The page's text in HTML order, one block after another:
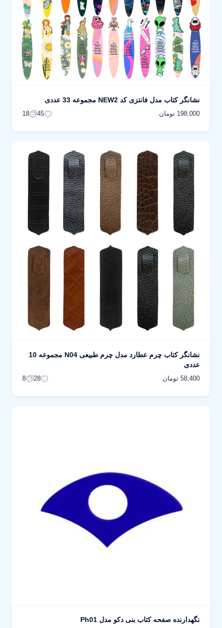
نشانگر کتاب مدل فانتزی کد NEW2 مجموعه 33 عددی
198,000 تومان 45
18
نشانگر کتاب چرم عطارد مدل چرم طبیعی N04 مجموعه 10
عددی
58,400 تومان 28
8
نگهدارنده صفحه کتاب بنی دکو مدل Ph01